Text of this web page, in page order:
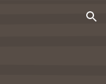
Skip to navigation